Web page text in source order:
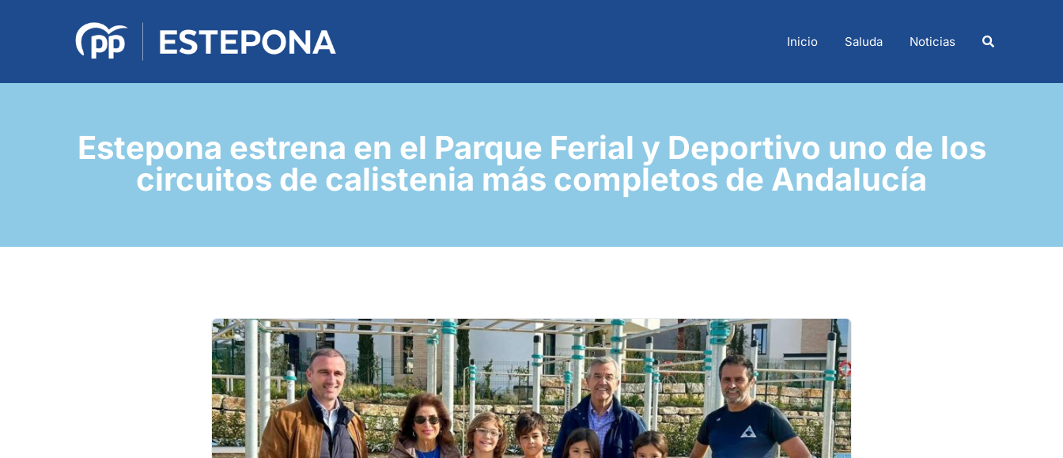
Inicio Saluda Noticias
Estepona estrena en el Parque Ferial y Deportivo uno de los
circuitos de calistenia más completos de Andalucía